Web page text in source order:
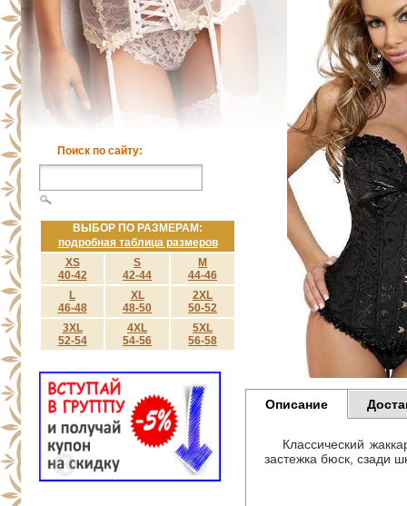
Поиск по сайту:
ВЫБОР ПО РАЗМЕРАМ:
подробная таблица размеров
XS
40-42
S
42-44
M
44-46
L
46-48
XL
48-50
2XL
50-52
3XL
52-54
4XL
54-56
5XL
56-58
Описание
Классический
застежка бюск, сзади